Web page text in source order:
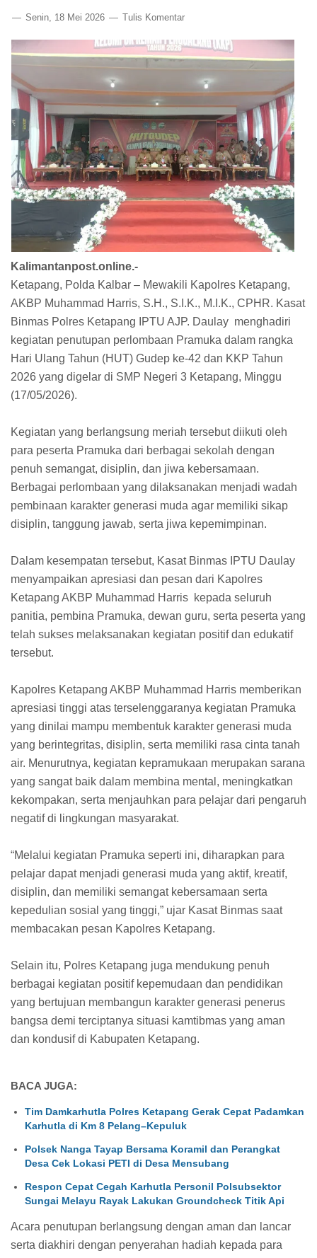
Senin, 18 Mei 2026 Tulis Komentar
Kalimantanpost.online.-
Ketapang, Polda Kalbar – Mewakili Kapolres Ketapang,
AKBP Muhammad Harris, S.H., S.I.K., M.I.K., CPHR. Kasat
Binmas Polres Ketapang IPTU AJP. Daulay menghadiri
kegiatan penutupan perlombaan Pramuka dalam rangka
Hari Ulang Tahun (HUT) Gudep ke-42 dan KKP Tahun
2026 yang digelar di SMP Negeri 3 Ketapang, Minggu
(17/05/2026).
Kegiatan yang berlangsung meriah tersebut diikuti oleh
para peserta Pramuka dari berbagai sekolah dengan
penuh semangat, disiplin, dan jiwa kebersamaan.
Berbagai perlombaan yang dilaksanakan menjadi wadah
pembinaan karakter generasi muda agar memiliki sikap
disiplin, tanggung jawab, serta jiwa kepemimpinan.
Dalam kesempatan tersebut, Kasat Binmas IPTU Daulay
menyampaikan apresiasi dan pesan dari Kapolres
Ketapang AKBP Muhammad Harris kepada seluruh
panitia, pembina Pramuka, dewan guru, serta peserta yang
telah sukses melaksanakan kegiatan positif dan edukatif
tersebut.
Kapolres Ketapang AKBP Muhammad Harris memberikan
apresiasi tinggi atas terselenggaranya kegiatan Pramuka
yang dinilai mampu membentuk karakter generasi muda
yang berintegritas, disiplin, serta memiliki rasa cinta tanah
air. Menurutnya, kegiatan kepramukaan merupakan sarana
yang sangat baik dalam membina mental, meningkatkan
kekompakan, serta menjauhkan para pelajar dari pengaruh
negatif di lingkungan masyarakat.
“Melalui kegiatan Pramuka seperti ini, diharapkan para
pelajar dapat menjadi generasi muda yang aktif, kreatif,
disiplin, dan memiliki semangat kebersamaan serta
kepedulian sosial yang tinggi,” ujar Kasat Binmas saat
membacakan pesan Kapolres Ketapang.
Selain itu, Polres Ketapang juga mendukung penuh
berbagai kegiatan positif kepemudaan dan pendidikan
yang bertujuan membangun karakter generasi penerus
bangsa demi terciptanya situasi kamtibmas yang aman
dan kondusif di Kabupaten Ketapang.
BACA JUGA:
Tim Damkarhutla Polres Ketapang Gerak Cepat Padamkan
Karhutla di Km 8 Pelang–Kepuluk
Polsek Nanga Tayap Bersama Koramil dan Perangkat
Desa Cek Lokasi PETI di Desa Mensubang
Respon Cepat Cegah Karhutla Personil Polsubsektor
Sungai Melayu Rayak Lakukan Groundcheck Titik Api
Acara penutupan berlangsung dengan aman dan lancar
serta diakhiri dengan penyerahan hadiah kepada para